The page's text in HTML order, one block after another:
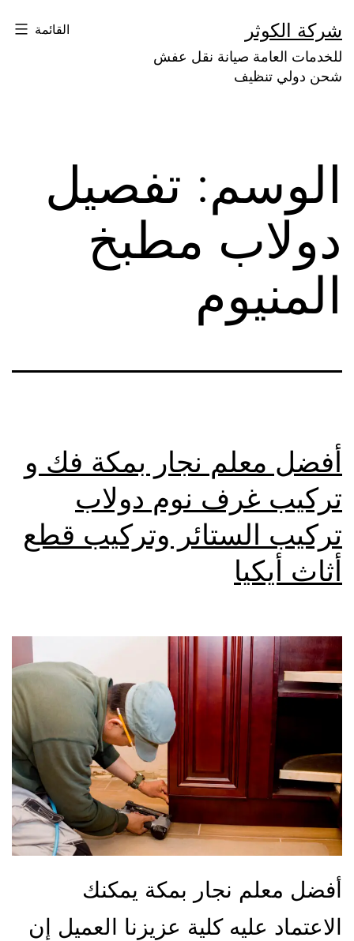
إلى
المحتوى
شركة الكوثر
للخدمات العامة صيانة نقل عفش
شحن دولي تنظيف
القائمة
الوسم: تفصيل
دولاب مطبخ
المنيوم
أفضل معلم نجار بمكة فك و
تركيب غرف نوم دولاب
تركيب الستائر وتركيب قطع
أثاث أيكيا
أفضل معلم نجار بمكة يمكنك
الاعتماد عليه كلية عزيزنا العميل إن